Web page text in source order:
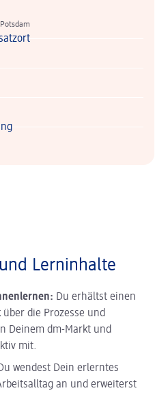
Lerninhalte
Du erhältst einen
die Prozesse und
Deinem dm-Markt und
mit.
wendest Dein erlerntes
an und erweiterst